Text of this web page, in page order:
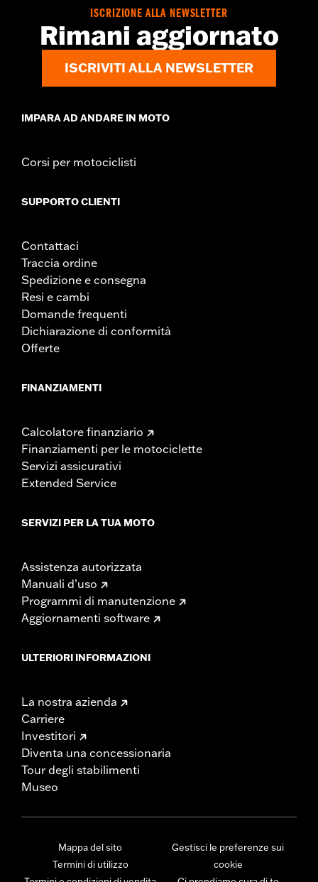
ISCRIZIONE ALLA NEWSLETTER
Rimani aggiornato
ISCRIVITI ALLA NEWSLETTER
IMPARA AD ANDARE IN MOTO
Corsi per motociclisti
SUPPORTO CLIENTI
Contattaci
Traccia ordine
Spedizione e consegna
Resi e cambi
Domande frequenti
Dichiarazione di conformità
Offerte
FINANZIAMENTI
Calcolatore finanziario
Finanziamenti per le motociclette
Servizi assicurativi
Extended Service
SERVIZI PER LA TUA MOTO
Assistenza autorizzata
Manuali d’uso
Programmi di manutenzione
Aggiornamenti software
ULTERIORI INFORMAZIONI
La nostra azienda
Carriere
Investitori
Diventa una concessionaria
Tour degli stabilimenti
Museo
Mappa del sito
Termini di utilizzo
Gestisci le preferenze sui
cookie